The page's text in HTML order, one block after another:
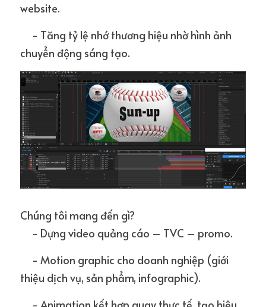
website.
chuyển động sáng tạo.
Chúng tôi mang đến gì?
     - Dựng video quảng cáo – TVC – promo.
thiệu dịch vụ, sản phẩm, infographic).